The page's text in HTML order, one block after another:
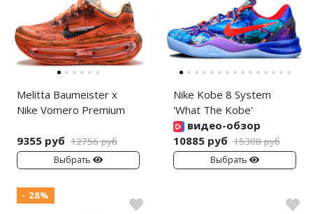
Melitta Baumeister x
Nike Vomero Premium
9355 руб 12756 руб
Выбрать
Nike Kobe 8 System
'What The Kobe'
видео-обзор
10885 руб 15308 руб
Выбрать
- 28%